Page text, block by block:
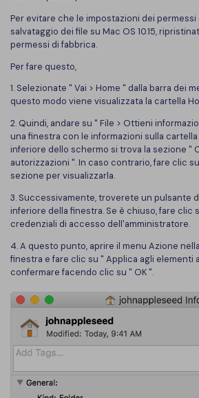
Leggi PDF con AI
Tutte Le Funzionalità
PDFelement per iOS
Tutorial Video
Support
Contatta il supporto
Specifiche tecniche
Aggiornamenti
Centro di download
Aggiorna a PDFelement 12
Per evitare che le impostazioni dei
salvataggio dei file su Mac OS 10.15,
permessi di fabbrica.
Per fare questo,
1. Selezionate " Vai > Home " dalla barra dei
questo modo viene visualizzata la cartella
2. Quindi, andare su " File > Ottieni
una finestra con le informazioni sulla
inferiore dello schermo si trova la sezione "
autorizzazioni ". In caso contrario, fare clic
sezione per visualizzarla.
3. Successivamente, troverete un pulsante
inferiore della finestra. Se è chiuso, fare clic
credenziali di accesso dell'amministratore.
4. A questo punto, aprire il menu Azione
finestra e fare clic su " Applica agli elementi
confermare facendo clic su " OK ".